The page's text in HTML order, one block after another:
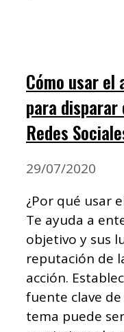
Cómo usar el
para disparar
Redes
29/07/2020
¿Por qué usar
Te ayuda a
objetivo y sus
reputación de
acción.
fuente clave
tema puede